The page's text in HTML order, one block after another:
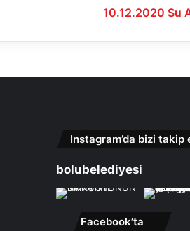
10.12.2020 Su
Instagram’da bizi
bolubelediyesi
Facebook’ta